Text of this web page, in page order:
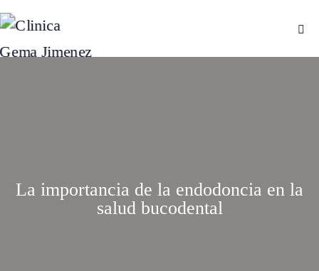
La importancia de la endodoncia en la
salud bucodental